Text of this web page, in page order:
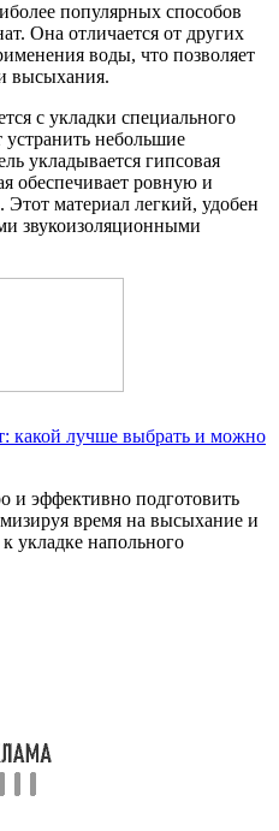
популярных способов
Она отличается от других
воды, что позволяет
высыхания.
с укладки специального
устранить небольшие
укладывается гипсовая
обеспечивает ровную и
материал легкий, удобен
звукоизоляционными
какой лучше выбрать и можно
и эффективно подготовить
время на высыхание и
укладке напольного